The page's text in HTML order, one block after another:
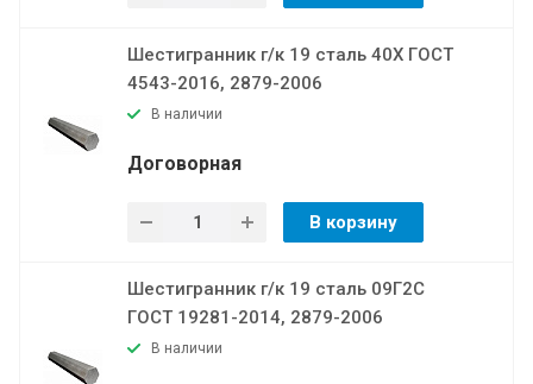
Шестигранник г/к 19 сталь 40Х ГОСТ
4543-2016, 2879-2006
В наличии
Договорная
В корзину
Шестигранник г/к 19 сталь 09Г2С
ГОСТ 19281-2014, 2879-2006
В наличии